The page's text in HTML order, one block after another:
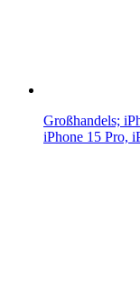
Großhandels;
iPhone 15 Pro,